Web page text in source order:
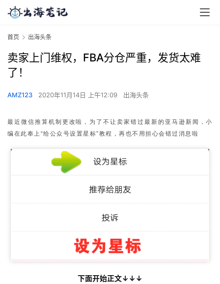
首页 出海头条
卖家上门维权，FBA分仓严重，发货太难
了！
AMZ123 2020年11月14日 上午12:09 出海头条
最近微信推算机制更改啦，为了不让卖家错过最新的亚马逊新闻，小
编在此奉上“给公众号设置星标”教程，再也不用担心会错过消息啦
下面开始正文↓↓↓